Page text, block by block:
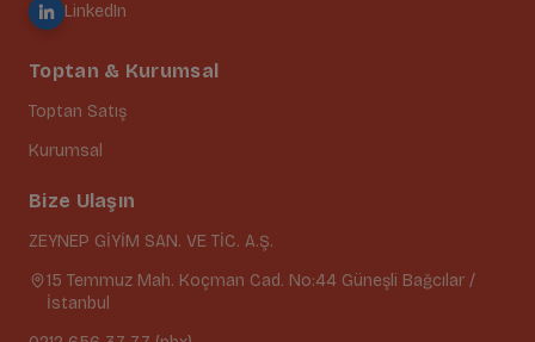
LinkedIn
Toptan & Kurumsal
Toptan Satış
Kurumsal
Bize Ulaşın
ZEYNEP GİYİM SAN. VE TİC. A.Ş.
15 Temmuz Mah. Koçman Cad. No:44 Güneşli Bağcılar /
İstanbul